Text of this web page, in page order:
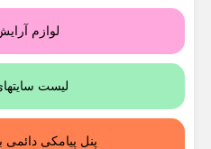
لوازم
لیست
پنل پیامکی دائمی